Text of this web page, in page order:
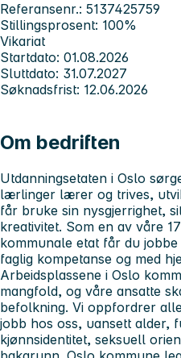
Referansenr.: 5137425759
Stillingsprosent: 100%
Vikariat
Startdato: 01.08.2026
Sluttdato: 31.07.2027
Søknadsfrist: 12.06.2026
Om bedriften
Utdanningsetaten i Oslo
lærlinger lærer og trives,
får bruke sin nysgjerrighet,
kreativitet. Som en av våre
kommunale etat får du
faglig kompetanse og med
Arbeidsplassene i Oslo
mangfold, og våre ansatte
befolkning. Vi oppfordrer
jobb hos oss, uansett alder,
kjønnsidentitet, seksuell